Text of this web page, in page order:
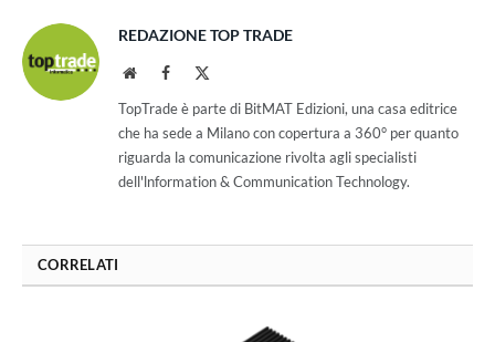
REDAZIONE TOP TRADE
WebsiteFacebook
TopTrade è parte di BitMAT Edizioni, una casa editrice
che ha sede a Milano con copertura a 360° per quanto
riguarda la comunicazione rivolta agli specialisti
dell'lnformation & Communication Technology.
CORRELATI